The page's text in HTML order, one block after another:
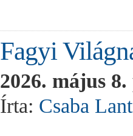
Fagyi
2026. május
Írta: Csaba